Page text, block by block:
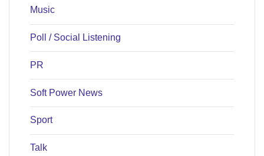
Music
Poll / Social Listening
PR
Soft Power News
Sport
Talk